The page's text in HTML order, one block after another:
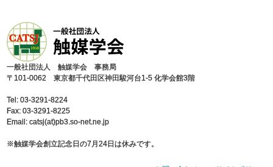
⼀般社団法⼈ 触媒学会 事務局
〒101-0062 東京都千代⽥区神⽥駿河台1-5 化学会館3階
Tel: 03-3291-8224
Fax: 03-3291-8225
Email: catsj(at)pb3.so-net.ne.jp
※触媒学会創⽴記念⽇の7⽉24⽇は休みです。